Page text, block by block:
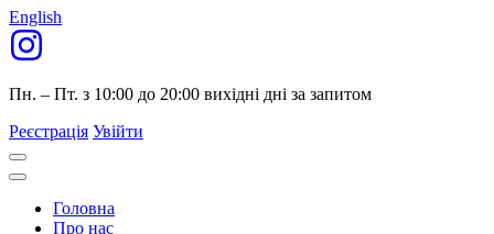
English
Пн. – Пт. з 10:00 до 20:00 вихідні дні за запитом
Реєстрація Увійти
Головна
Про нас